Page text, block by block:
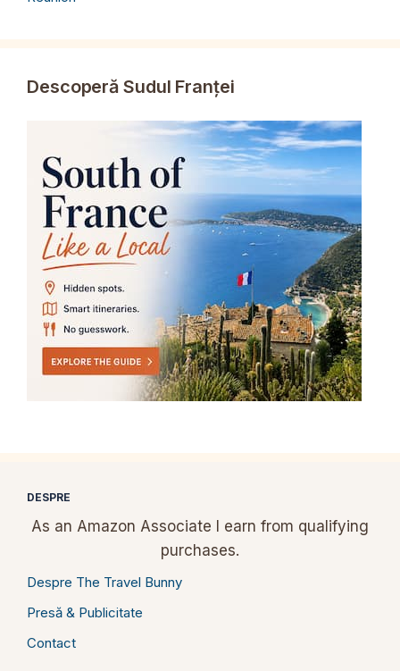
Descoperă Sudul Franței
DESPRE
As an Amazon Associate I earn from qualifying
purchases.
Despre The Travel Bunny
Presă & Publicitate
Contact